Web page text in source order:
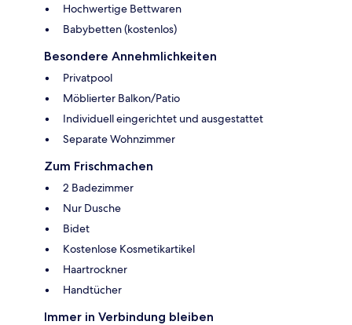
Hochwertige Bettwaren
Babybetten (kostenlos)
Besondere Annehmlichkeiten
Privatpool
Möblierter Balkon/Patio
Individuell eingerichtet und ausgestattet
Separate Wohnzimmer
Zum Frischmachen
2 Badezimmer
Nur Dusche
Bidet
Kostenlose Kosmetikartikel
Haartrockner
Handtücher
Immer in Verbindung bleiben